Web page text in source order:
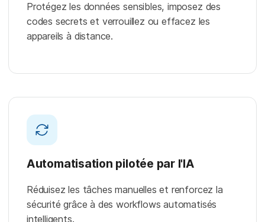
Protégez les données sensibles, imposez des
codes secrets et verrouillez ou effacez les
appareils à distance.
Automatisation pilotée par l'IA
Réduisez les tâches manuelles et renforcez la
sécurité grâce à des workflows automatisés
intelligents.